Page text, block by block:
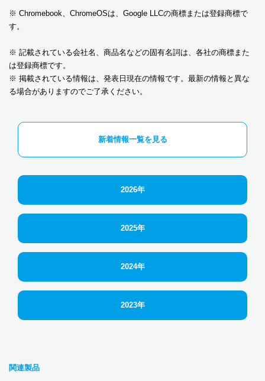
※ Chromebook、ChromeOSは、Google LLCの商標または登録商標で
す。
※ 記載されている会社名、商品名などの固有名詞は、各社の商標また
は登録商標です。
※ 掲載されている情報は、発表日現在の情報です。最新の情報と異な
る場合がありますのでご了承ください。
新着情報一覧を見る
2026年
2025年
2024年
2023年
関連製品